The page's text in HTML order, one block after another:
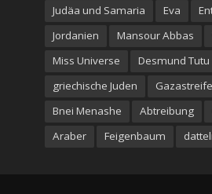
Judäa und Samaria
Eva
Jordanien
Mansour Abbas
Miss Universe
Desmund Tutu
griechische Juden
Bnei Menashe
Abtreibung
Araber
Feigenbaum